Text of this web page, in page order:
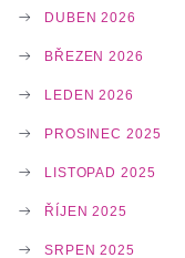
N
DUBEN 2026
BŘEZEN 2026
LEDEN 2026
PROSINEC 2025
LISTOPAD 2025
ŘÍJEN 2025
SRPEN 2025